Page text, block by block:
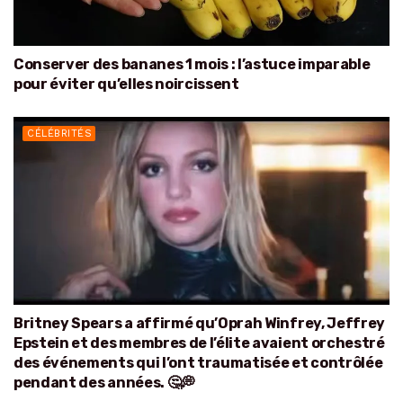
Conserver des bananes 1 mois : l’astuce imparable
pour éviter qu’elles noircissent
CÉLÉBRITÉS
Britney Spears a affirmé qu’Oprah Winfrey, Jeffrey
Epstein et des membres de l’élite avaient orchestré
des événements qui l’ont traumatisée et contrôlée
pendant des années. 🤔💭